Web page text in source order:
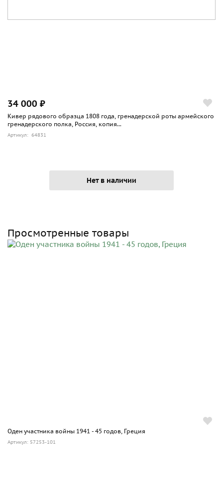
34 000 ₽
Кивер рядового образца 1808 года, гренадерской роты армейского
гренадерского полка, Россия, копия...
Артикул: 64831
Нет в наличии
Просмотренные товары
Оден участника войны 1941 - 45 годов, Греция
Артикул: 57253-101